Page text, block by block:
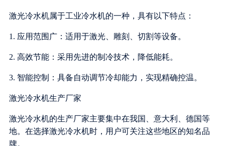
激光冷水机属于工业冷水机的一种，具有以下特点：
1. 应用范围广：适用于激光、雕刻、切割等设备。
2. 高效节能：采用先进的制冷技术，降低能耗。
3. 智能控制：具备自动调节冷却能力，实现精确控温。
激光冷水机生产厂家
激光冷水机的生产厂家主要集中在我国、意大利、德国等
地。在选择激光冷水机时，用户可关注这些地区的知名品
牌。